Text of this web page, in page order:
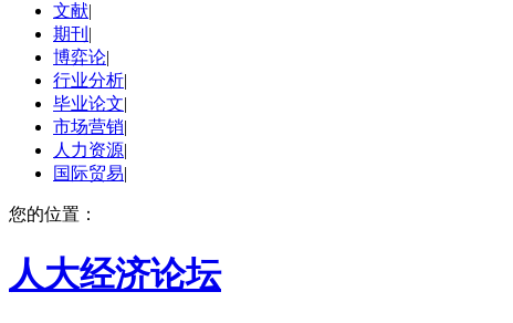
文献|
期刊 |
博弈论|
行业分析|
毕业论文|
市场营销|
人力资源|
国际贸易|
您的位置：
人大经济论坛